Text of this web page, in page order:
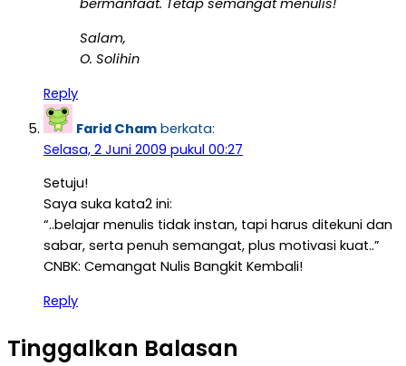
bermanfaat. Tetap semangat menulis!
Salam,
O. Solihin
Reply
Farid Cham berkata:
Selasa, 2 Juni 2009 pukul 00:27
Setuju!
Saya suka kata2 ini:
“..belajar menulis tidak instan, tapi harus ditekuni dan
sabar, serta penuh semangat, plus motivasi kuat..”
CNBK: Cemangat Nulis Bangkit Kembali!
Reply
Tinggalkan Balasan